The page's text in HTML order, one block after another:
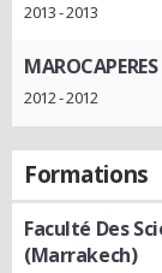
2013 - 2013
MAROCAPERES
2012 - 2012
Formations
Faculté Des
(Marrakech)